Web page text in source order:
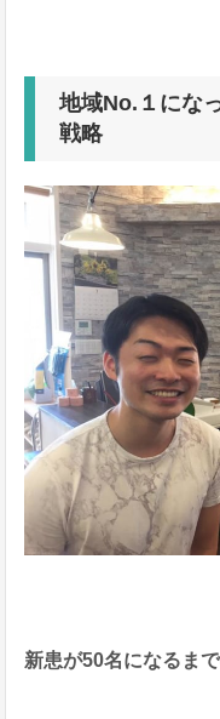
地域No.１にな
戦略
新患が50名になるま